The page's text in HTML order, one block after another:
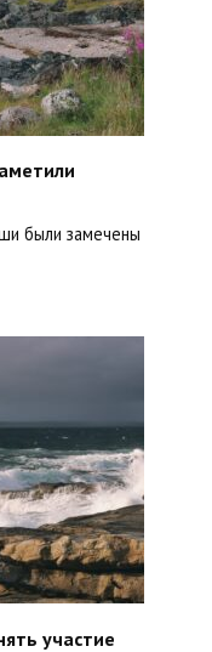
были замечены
участие